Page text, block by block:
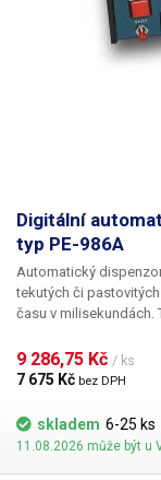
Váha balení [kg]:
Digitální
typ PE-986A
Automatický
tekutých či
času v milisekundách.
možnostem nastavení
seřízení dle
9 286,75 Kč / ks
7 675 Kč bez DPH
skladem 6-25 ks
11.08.2026 může být u